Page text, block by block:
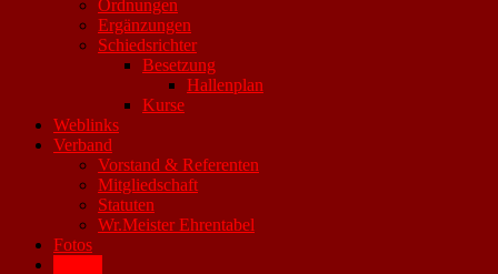
Ordnungen
Ergänzungen
Schiedsrichter
Besetzung
Hallenplan
Kurse
Weblinks
Verband
Vorstand & Referenten
Mitgliedschaft
Statuten
Wr.Meister Ehrentabel
Fotos